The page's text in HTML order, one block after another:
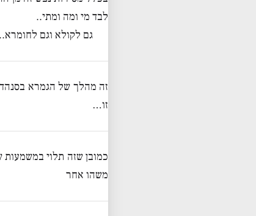
לבד מי ומה ומתי..
גם לקולא וגם לחומרא..
זה מהלך של הגמרא
זו…
כמובן שזה תלוי במשמעות
משהו אחר